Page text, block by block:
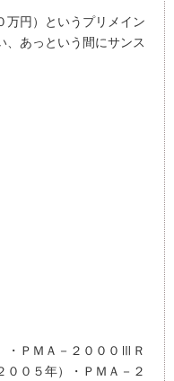
万円）というプリメイン
、あっという間にサンス
・ＰＭＡ－２０００ⅢＲ
００５年）・ＰＭＡ－２